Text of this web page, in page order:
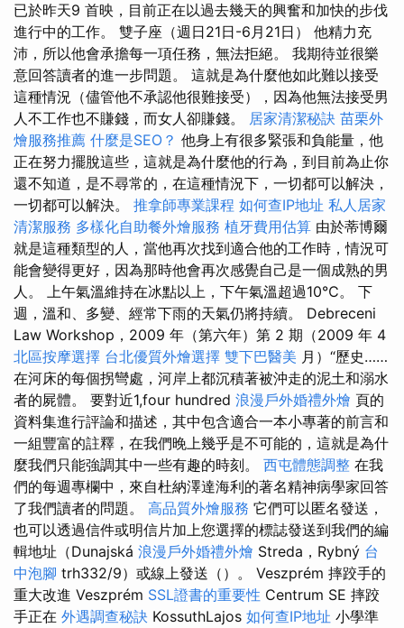
已於昨天9 首映，目前正在以過去幾天的興奮和加快的步伐
進行中的工作。 雙子座（週日21日-6月21日） 他精力充
沛，所以他會承擔每一項任務，無法拒絕。 我期待並很樂
意回答讀者的進一步問題。 這就是為什麼他如此難以接受
這種情況（儘管他不承認他很難接受），因為他無法接受男
人不工作也不賺錢，而女人卻賺錢。 居家清潔秘訣 苗栗外
燴服務推薦 什麼是SEO？ 他身上有很多緊張和負能量，他
正在努力擺脫這些，這就是為什麼他的行為，到目前為止你
還不知道，是不尋常的，在這種情況下，一切都可以解決，
一切都可以解決。 推拿師專業課程 如何查IP地址 私人居家
清潔服務 多樣化自助餐外燴服務 植牙費用估算 由於蒂博爾
就是這種類型的人，當他再次找到適合他的工作時，情況可
能會變得更好，因為那時他會再次感覺自己是一個成熟的男
人。 上午氣溫維持在冰點以上，下午氣溫超過10℃。 下
週，溫和、多變、經常下雨的天氣仍將持續。 Debreceni
Law Workshop，2009 年（第六年）第 2 期（2009 年 4
北區按摩選擇 台北優質外燴選擇 雙下巴醫美 月）“歷史……
在河床的每個拐彎處，河岸上都沉積著被沖走的泥土和溺水
者的屍體。 要對近1,four hundred 浪漫戶外婚禮外燴 頁的
資料集進行評論和描述，其中包含適合一本小專著的前言和
一組豐富的註釋，在我們晚上幾乎是不可能的，這就是為什
麼我們只能強調其中一些有趣的時刻。 西屯體態調整 在我
們的每週專欄中，來自杜納澤達海利的著名精神病學家回答
了我們讀者的問題。 高品質外燴服務 它們可以匿名發送，
也可以透過信件或明信片加上您選擇的標誌發送到我們的編
輯地址（Dunajská 浪漫戶外婚禮外燴 Streda，Rybný 台
中泡腳 trh332/9）或線上發送（）。 Veszprém 摔跤手的
重大改進 Veszprém SSL證書的重要性 Centrum SE 摔跤
手正在 外遇調查秘訣 KossuthLajos 如何查IP地址 小學準